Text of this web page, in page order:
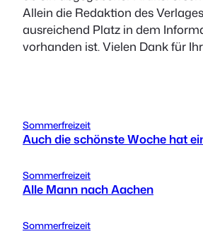
Allein die Redaktion des
ausreichend Platz in dem
vorhanden ist. Vielen Dank für
Sommerfreizeit
Auch die schönste Woche hat
Sommerfreizeit
Alle Mann nach Aachen
Sommerfreizeit